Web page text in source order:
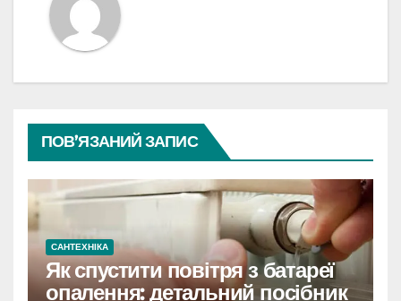
ПОВ’ЯЗАНИЙ ЗАПИС
САНТЕХНІКА
Як спустити повітря з батареї
опалення: детальний посібник